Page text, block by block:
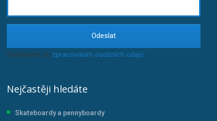
Odeslat
Souhlasím se zpracováním osobních údajů.
Nejčastěji hledáte
Skateboardy a pennyboardy